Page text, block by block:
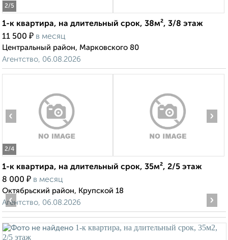
2/5
1-к квартира, на длительный срок, 38м², 3/8 этаж
11 500 ₽ в месяц
Центральный район, Марковского 80
Агентство, 06.08.2026
2/4
‹ ›
1-к квартира, на длительный срок, 35м², 2/5 этаж
8 000 ₽ в месяц
Октябрьский район, Крупской 18
Агентство, 06.08.2026
‹ ›